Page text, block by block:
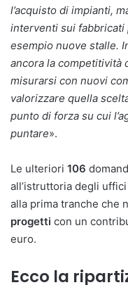
l’acquisto di impianti,
interventi sui fabbricati
esempio nuove stalle.
ancora la competitività
misurarsi con nuovi
valorizzare quella
punto di forza su cui
puntare».
Le ulteriori 106
all’istruttoria degli
alla prima tranche che
progetti con un
euro.
Ecco la